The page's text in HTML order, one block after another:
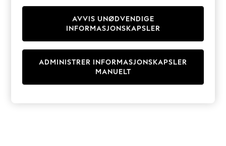
Knitwear
Cardigans
Dresses
Sets & Outfits
T-Shirts
ADMINISTRER INFORMASJONSKAPSLER
MANUELT
AVVIS UNØDVENDIGE
INFORMASJONSKAPSLER